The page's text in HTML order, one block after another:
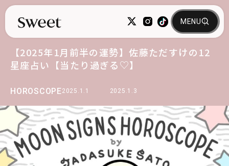
HOROSCOPE2025.1.1 2025.1.3
【2025年1月前半の運勢】佐藤ただすけの12
星座占い【当たり過ぎる♡】